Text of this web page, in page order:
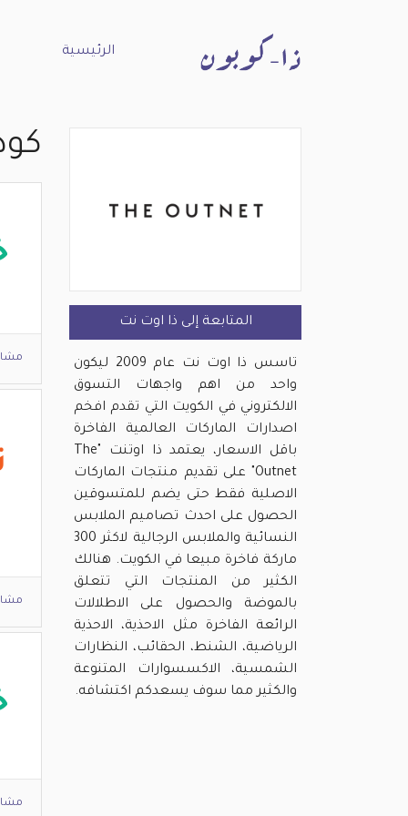
الرئيسية
المتابعة إلى ذا اوت نت
تاسس ذا اوت نت عام 2009 ليكون
واحد من اهم واجهات التسوق
الالكتروني في الكويت التي تقدم افخم
اصدارات الماركات العالمية الفاخرة
باقل الاسعار، يعتمد ذا اوتنت "The
Outnet" على تقديم منتجات الماركات
الاصلية فقط حتى يضم للمتسوقين
الحصول على احدث تصاميم الملابس
النسائية والملابس الرجالية لاكثر 300
ماركة فاخرة مبيعا في الكويت. هنالك
الكثير من المنتجات التي تتعلق
بالموضة والحصول على الاطلالات
الرائعة الفاخرة مثل الاحذية، الاحذية
الرياضية، الشنط، الحقائب، النظارات
الشمسية، الاكسسوارات المتنوعة
والكثير مما سوف يسعدكم اكتشافه.